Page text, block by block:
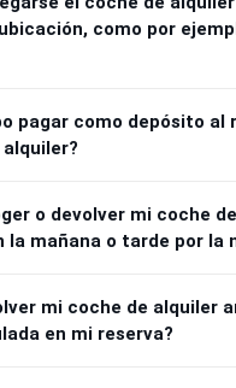
como por
pagar como depósito al
o devolver mi coche
la mañana o tarde por la
mi coche de alquiler
en mi reserva?